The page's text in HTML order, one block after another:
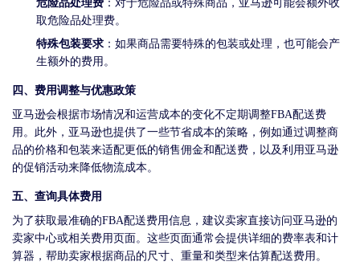
：对于危险品或特殊商品，亚马逊可能会额外收
取危险品处理费。
特殊包装要求 ：如果商品需要特殊的包装或处理，也可能会产
生额外的费用。
四、费用调整与优惠政策
亚马逊会根据市场情况和运营成本的变化不定期调整FBA配送费
用。此外，亚马逊也提供了一些节省成本的策略，例如通过调整商
品的价格和包装来适配更低的销售佣金和配送费，以及利用亚马逊
的促销活动来降低物流成本。
五、查询具体费用
为了获取最准确的FBA配送费用信息，建议卖家直接访问亚马逊的
卖家中心或相关费用页面。这些页面通常会提供详细的费率表和计
算器，帮助卖家根据商品的尺寸、重量和类型来估算配送费用。